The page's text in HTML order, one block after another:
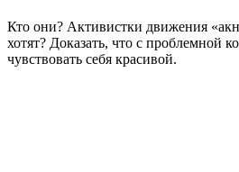
Кто они? Активистки движения
хотят? Доказать, что с проблемной
чувствовать себя красивой.